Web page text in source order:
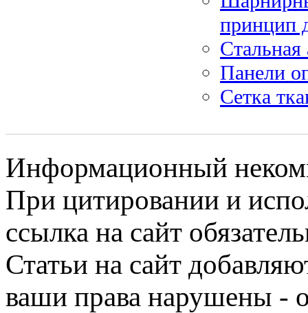
принцип
Панели
Сетка
Информационный
При цитировании и
ссылка на сайт
Статьи на сайт
ваши права нарушены -